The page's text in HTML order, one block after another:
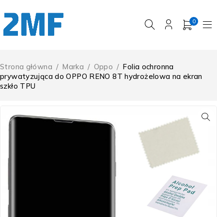
0
Strona główna / Marka / Oppo / Folia ochronna
prywatyzująca do OPPO RENO 8T hydrożelowa na ekran
szkło TPU